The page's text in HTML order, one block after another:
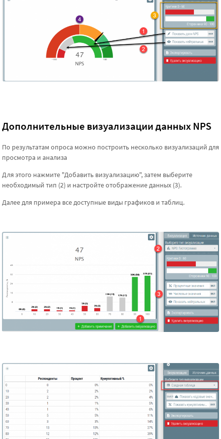
Дополнительные визуализации данных NPS
По результатам опроса можно построить несколько визуализаций для
просмотра и анализа
Для этого нажмите "Добавить визуализацию", затем выберите
необходимый тип (2) и настройте отображение данных (3).
Далее для примера все доступные виды графиков и таблиц.